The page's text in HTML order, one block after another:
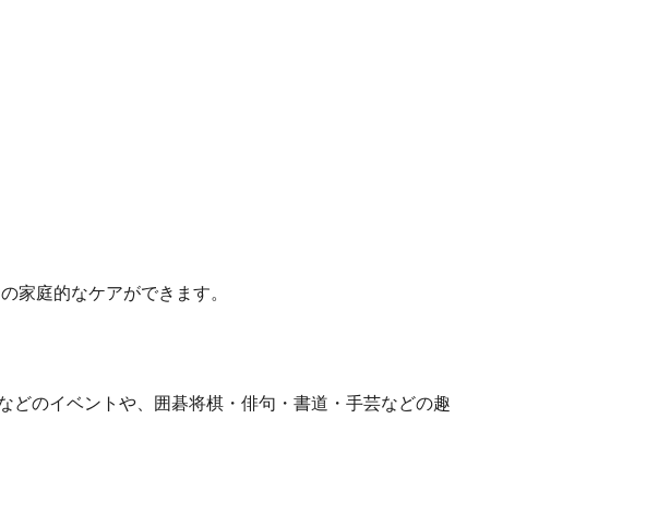
家庭的なケアができます。
どのイベントや、囲碁将棋・俳句・書道・手芸などの趣